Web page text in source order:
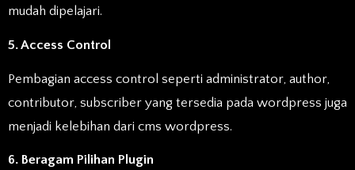
mudah dipelajari.
5. Access Control
Pembagian access control seperti administrator, author,
contributor, subscriber yang tersedia pada wordpress juga
menjadi kelebihan dari cms wordpress.
6. Beragam Pilihan Plugin